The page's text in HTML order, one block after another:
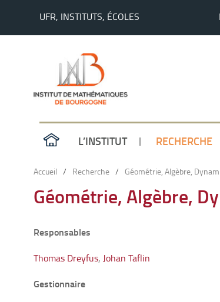
UFR, INSTITUTS, ÉCOLES
L’INSTITUT RECHERCHE
Accueil / Recherche / Géométrie, Algèbre,
Géométrie, Algèbre,
Responsables
Thomas Dreyfus, Johan Taflin
Gestionnaire